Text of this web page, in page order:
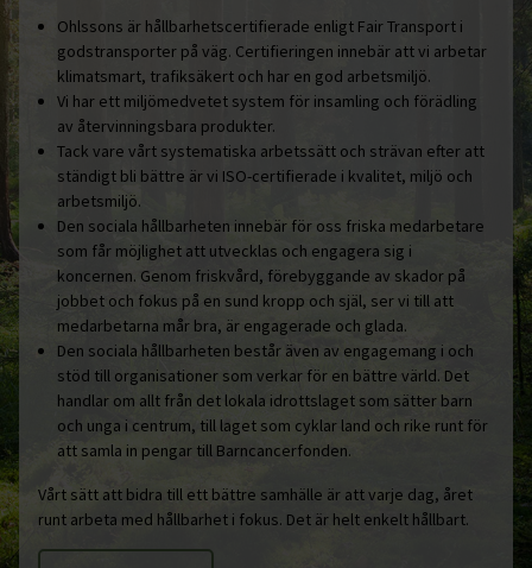
Ohlssons är hållbarhetscertifierade enligt Fair Transport i
godstransporter på väg. Certifieringen innebär att vi arbetar
klimatsmart, trafiksäkert och har en god arbetsmiljö.
Vi har ett miljömedvetet system för insamling och förädling
av återvinningsbara produkter.
Tack vare vårt systematiska arbetssätt och strävan efter att
ständigt bli bättre är vi ISO-certifierade i kvalitet, miljö och
arbetsmiljö.
Den sociala hållbarheten innebär för oss friska medarbetare
som får möjlighet att utvecklas och engagera sig i
koncernen. Genom friskvård, förebyggande av skador på
jobbet och fokus på en sund kropp och själ, ser vi till att
medarbetarna mår bra, är engagerade och glada.
Den sociala hållbarheten består även av engagemang i och
stöd till organisationer som verkar för en bättre värld. Det
handlar om allt från det lokala idrottslaget som sätter barn
och unga i centrum, till laget som cyklar land och rike runt för
att samla in pengar till Barncancerfonden.
Vårt sätt att bidra till ett bättre samhälle är att varje dag, året
runt arbeta med hållbarhet i fokus. Det är helt enkelt hållbart.